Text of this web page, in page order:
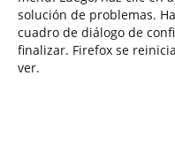
solución de problemas.
cuadro de diálogo de
finalizar. Firefox se
ver.